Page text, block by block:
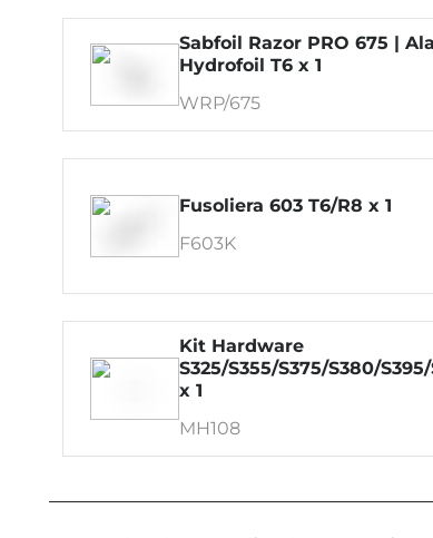
Sabfoil Razor PRO 675 |
Hydrofoil T6 x 1
WRP/675
Fusoliera 603 T6/R8 x 1
F603K
Kit Hardware
S325/S355/S375/S380/
x 1
MH108